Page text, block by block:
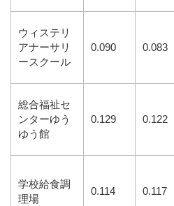
ウィステリ
アナーサリ
ースクール
0.090 0.083
総合福祉セ
ンターゆう
ゆう館
0.129 0.122
学校給食調
理場
0.114 0.117